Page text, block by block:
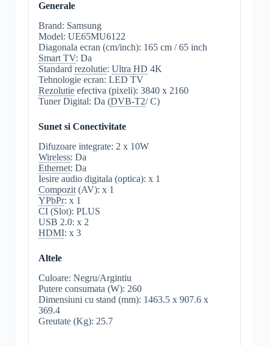
Generale
Brand: Samsung
Model: UE65MU6122
Diagonala ecran (cm/inch): 165 cm / 65 inch
Smart TV: Da
Standard rezolutie: Ultra HD 4K
Tehnologie ecran: LED TV
Rezolutieefectiva (pixeli): 3840 x 2160
Tuner Digital: Da (DVB-T2/ C)
Sunet si Conectivitate
Difuzoare integrate: 2 x 10W
Wireless: Da
Ethernet: Da
Iesire audio digitala (optica): x 1
Compozit(AV): x 1
YPbPr: x 1
CI (Slot): PLUS
USB 2.0: x 2
HDMI: x 3
Altele
Culoare: Negru/Argintiu
Putere consumata (W): 260
Dimensiuni cu stand (mm): 1463.5 x 907.6 x
369.4
Greutate (Kg): 25.7